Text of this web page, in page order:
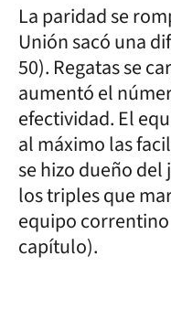
La paridad se
Unión sacó una
50). Regatas se
aumentó el
efectividad. El
al máximo las
se hizo dueño
los triples que
equipo
capítulo).